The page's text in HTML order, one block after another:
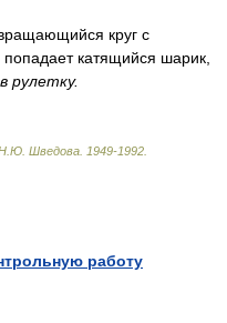
круг с
катящийся шарик,
рулетку.
Шведова. 1949-1992
работу